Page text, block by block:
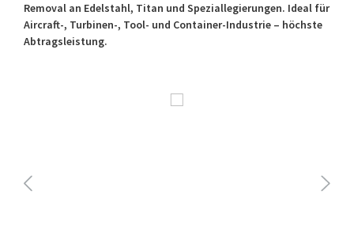
Removal an Edelstahl, Titan und Speziallegierungen. Ideal für
Aircraft-, Turbinen-, Tool- und Container-Industrie – höchste
Abtragsleistung.